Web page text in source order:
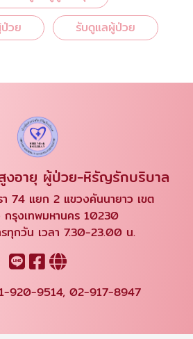
วย
รับดูแลผู้ป่วย
งอายุ ผู้ป่วย-หิรัญรักบริบาล
74 แยก 2 แขวงคันนายาว เขต
กรุงเทพมหานคร 10230
ทุกวัน เวลา 7.30-23.00 น.
920-9514, 02-917-8947